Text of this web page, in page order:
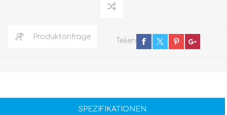
Produktanfrage
Teilen
SPEZIFIKATIONEN